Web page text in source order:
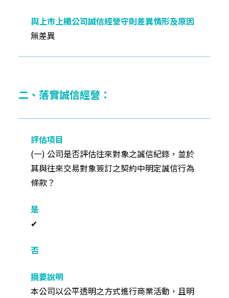
無差異
二、落實誠信經營：
(一) 公司是否評估往來對象之誠信紀錄，並於
其與往來交易對象簽訂之契約中明定誠信行為
條款？
✔
本公司以公平透明之方式進行商業活動，且明